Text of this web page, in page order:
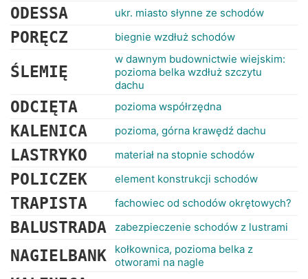
ODESSA ukr. miasto słynne ze schodów
PORĘCZ biegnie wzdłuż schodów
ŚLEMIĘ
w dawnym budownictwie wiejskim:
pozioma belka wzdłuż szczytu
dachu
ODCIĘTA pozioma współrzędna
KALENICA pozioma, górna krawędź dachu
LASTRYKO materiał na stopnie schodów
POLICZEK element konstrukcji schodów
TRAPISTA fachowiec od schodów okrętowych?
BALUSTRADA zabezpieczenie schodów z lustrami
NAGIELBANK
kołkownica, pozioma belka z
otworami na nagle